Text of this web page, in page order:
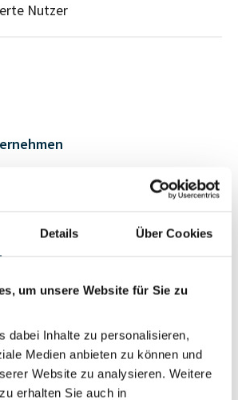
Details Über Cookies
um unsere Website für Sie zu
dabei Inhalte zu personalisieren,
Medien anbieten zu können und
Website zu analysieren. Weitere
erhalten Sie auch in
Nutzer
Für registrierte
Unternehmensprofil